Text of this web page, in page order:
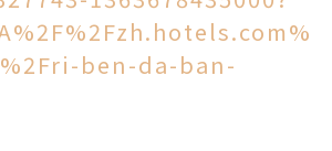
ben-da-ban-